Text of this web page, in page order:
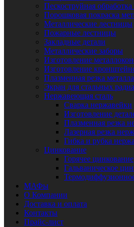
Пескоструйная обработка
Порошковая покраска
Металлические лестницы
Пожарные лестницы
Закладные детали
Металлические заборы
Изготовление
Изготовление
Плазменная резка металла
Экран для стальных
Нержавеющая сталь
Сварка нержавейки
Изготовление
Плазменная резка
Лазерная резка
Гибка и рубка
Цинкование
Горячее цинкование
Гальваническое
МАФы
О Компании
Доставка и оплата
Контакты
Прайс-лист